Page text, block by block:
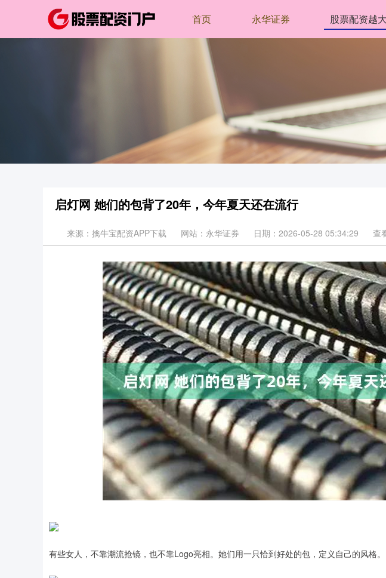
首页 永华证券 股票配资越
启灯网 她们的包背了20年，今年夏天还在流行
来源：擒牛宝配资APP下载 网站：永华证券 日期：2026-05-28 05:34:29 查
有些女人，不靠潮流抢镜，也不靠Logo亮相。她们用一只恰到好处的包，定义自己的风格。
1.42%